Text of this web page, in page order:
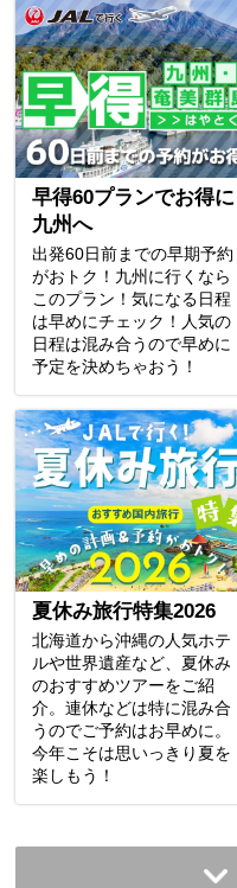
早得60プランでお得に
九州へ
出発60日前までの早期予約
がおトク！九州に行くなら
このプラン！気になる日程
は早めにチェック！人気の
日程は混み合うので早めに
予定を決めちゃおう！
夏休み旅行特集2026
北海道から沖縄の人気ホテ
ルや世界遺産など、夏休み
のおすすめツアーをご紹
介。連休などは特に混み合
うのでご予約はお早めに。
今年こそは思いっきり夏を
楽しもう！